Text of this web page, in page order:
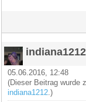
indiana1212
05.06.2016, 12:48
(Dieser Beitrag wurde
indiana1212 .)